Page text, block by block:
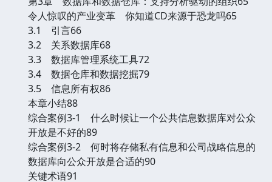
令人惊叹的产业变革 你知道CD来源于恐龙吗65
3.1 引言66
3.2 关系数据库68
3.3 数据库管理系统工具72
3.4 数据仓库和数据挖掘79
3.5 信息所有权86
本章小结88
综合案例3-1 什么时候让一个公共信息数据库对公众
开放是不好的89
综合案例3-2 何时将存储私有信息和公司战略信息的
数据库向公众开放是合适的90
关键术语91